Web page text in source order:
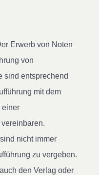
Erwerb von Noten
von
sind entsprechend
mit dem
einer
nicht immer
zu vergeben.
den Verlag oder